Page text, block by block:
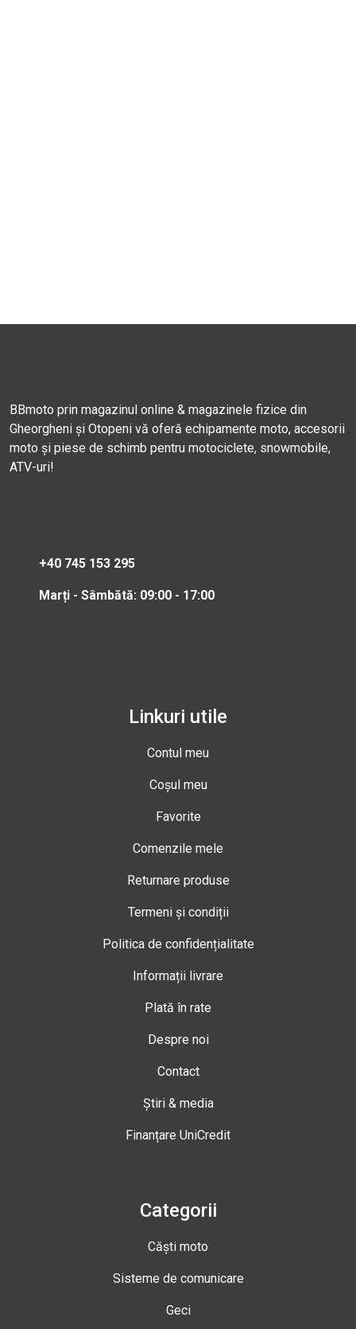
BBmoto prin magazinul online & magazinele fizice din
Gheorgheni și Otopeni vă oferă echipamente moto, accesorii
moto și piese de schimb pentru motociclete, snowmobile,
ATV-uri!
+40 745 153 295
Marți - Sâmbătă: 09:00 - 17:00
Linkuri utile
Contul meu
Coșul meu
Favorite
Comenzile mele
Returnare produse
Termeni și condiții
Politica de confidențialitate
Informații livrare
Plată în rate
Despre noi
Contact
Știri & media
Finanțare UniCredit
Categorii
Căști moto
Sisteme de comunicare
Geci